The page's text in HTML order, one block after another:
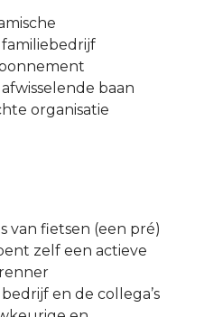
baan
organisatie
van fietsen (een pré)
zelf een actieve
en de collega’s